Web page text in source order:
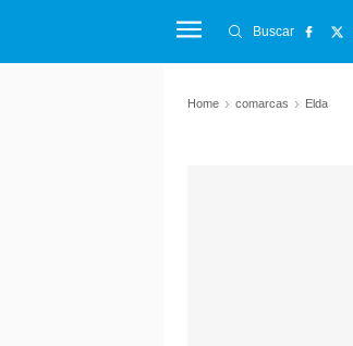
Buscar
Home comarcas Elda